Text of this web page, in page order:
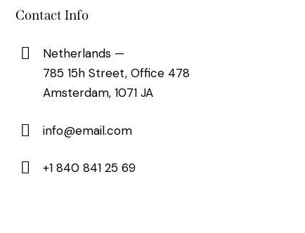
Contact Info
Netherlands —
785 15h Street, Office 478
Amsterdam, 1071 JA
info@email.com
+1 840 841 25 69